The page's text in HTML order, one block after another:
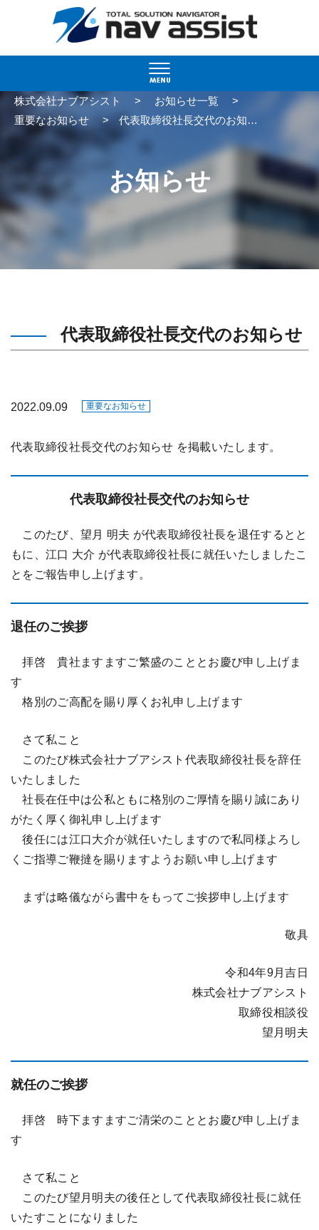
株式会社ナブアシスト > お知らせ一覧
>
重要なお知らせ
> 代表取締役社長交代のお知らせ
お知らせ
代表取締役社長交代のお知らせ
2022.09.09 重要なお知らせ
代表取締役社長交代のお知らせ を掲載いたします。
代表取締役社長交代のお知らせ
このたび、望月 明夫 が代表取締役社長を退任するとと
もに、江口 大介 が代表取締役社長に就任いたしましたこ
とをご報告申し上げます。
退任のご挨拶
拝啓 貴社ますますご繁盛のこととお慶び申し上げま
す
格別のご高配を賜り厚くお礼申し上げます
さて私こと
このたび株式会社ナブアシスト代表取締役社長を辞任
いたしました
社長在任中は公私ともに格別のご厚情を賜り誠にあり
がたく厚く御礼申し上げます
後任には江口大介が就任いたしますので私同様よろし
くご指導ご鞭撻を賜りますようお願い申し上げます
まずは略儀ながら書中をもってご挨拶申し上げます
敬具
令和4年9月吉日
株式会社ナブアシスト
取締役相談役
望月明夫
就任のご挨拶
拝啓 時下ますますご清栄のこととお慶び申し上げま
す
さて私こと
このたび望月明夫の後任として代表取締役社長に就任
いたすことになりました